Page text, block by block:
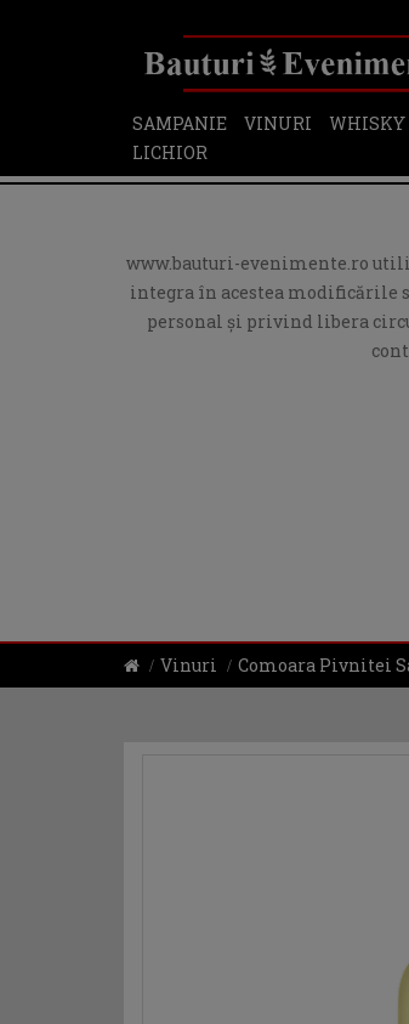
SAMPANIE VINURI WHISKY
LICHIOR
www.bauturi-evenimente.ro
integra în acestea modificările
personal și privind libera
Vinuri Comoara Pivnitei